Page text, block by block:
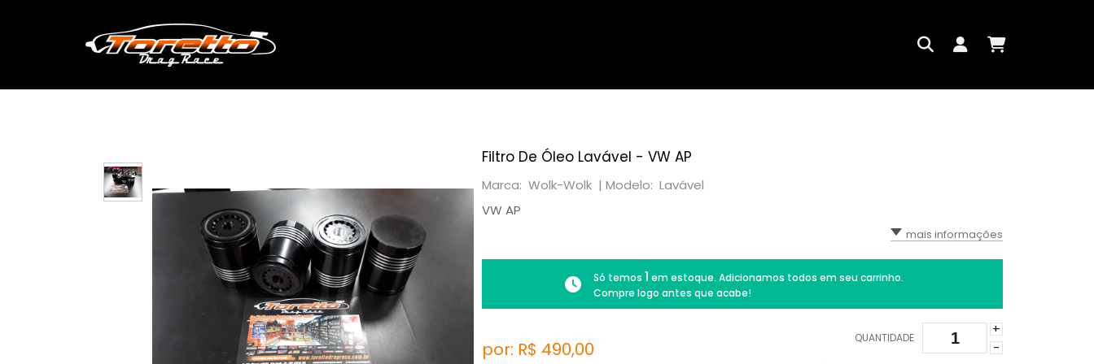
Filtro De Óleo Lavável - VW AP
Marca: Wolk-Wolk | Modelo: Lavável
VW AP
mais informações
Só temos 1 em estoque. Adicionamos todos em seu carrinho.
Compre logo antes que acabe!
por: R$ 490,00
QUANTIDADE
+
-